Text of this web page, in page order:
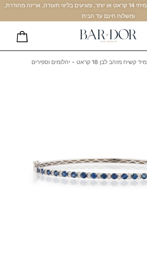
כל התכשיטים עשויים זהב אמיתי 14 קראט או יותר, ומגיעים בליווי תעודה, אריזה מהודרת,
ומשלוח חינם עד הבית
קשיח מזהב לבן 18 קראט – יהלומים וספירים